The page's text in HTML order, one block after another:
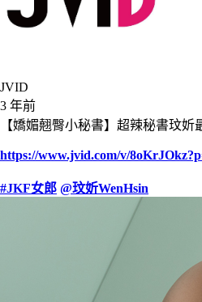
JVID
3 年前
【嬌媚翹臀小秘書】超辣秘書玟
https://www.jvid.com/v/
#JKF女郎 @玟妡WenHsin